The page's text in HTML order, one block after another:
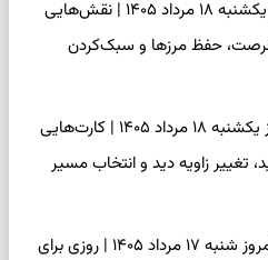
فال قهوه امروز یکشنبه ۱۸ مرداد ۱۴۰۵ | نقش‌هایی
حفظ مرزها و سبک‌کردن
فال تاروت امروز یکشنبه ۱۸ مرداد ۱۴۰۵ | کارت‌هایی
تغییر زاویه دید و انتخاب مسیر
فال سرنوشت امروز شنبه ۱۷ مرداد ۱۴۰۵ | روزی برای